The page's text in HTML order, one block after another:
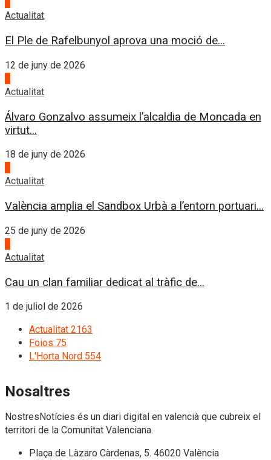
Actualitat
El Ple de Rafelbunyol aprova una moció de...
12 de juny de 2026
Actualitat
Álvaro Gonzalvo assumeix l’alcaldia de Moncada en
virtut...
18 de juny de 2026
Actualitat
València amplia el Sandbox Urbà a l’entorn portuari...
25 de juny de 2026
Actualitat
Cau un clan familiar dedicat al tràfic de...
1 de juliol de 2026
Actualitat 2163
Foios 75
L'Horta Nord 554
Nosaltres
NostresNotícies és un diari digital en valencià que cubreix el
territori de la Comunitat Valenciana.
Plaça de Làzaro Càrdenas, 5. 46020 València